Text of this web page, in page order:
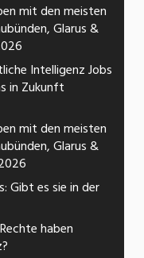
mit den meisten
Glarus &
Intelligenz Jobs
in Zukunft
mit den meisten
Glarus &
Gibt es sie in der
haben